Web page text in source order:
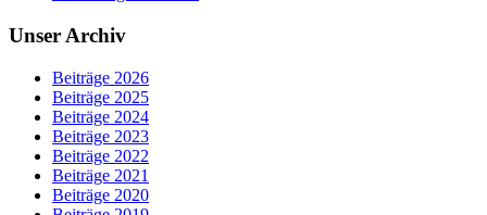
Unser Archiv
Beiträge 2026
Beiträge 2025
Beiträge 2024
Beiträge 2023
Beiträge 2022
Beiträge 2021
Beiträge 2020